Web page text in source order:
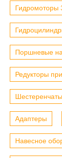
Гидромоторы
Поршневые
Редукторы
Адаптеры
Навесное